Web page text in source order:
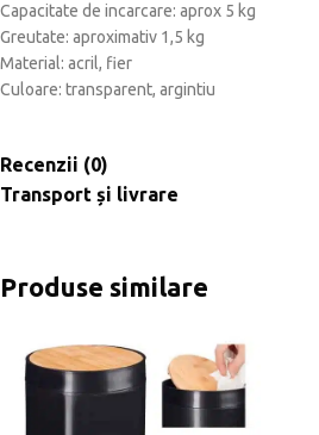
Capacitate de incarcare: aprox 5 kg
Greutate: aproximativ 1,5 kg
Material: acril, fier
Culoare: transparent, argintiu
Recenzii (0)
Transport și livrare
Produse similare